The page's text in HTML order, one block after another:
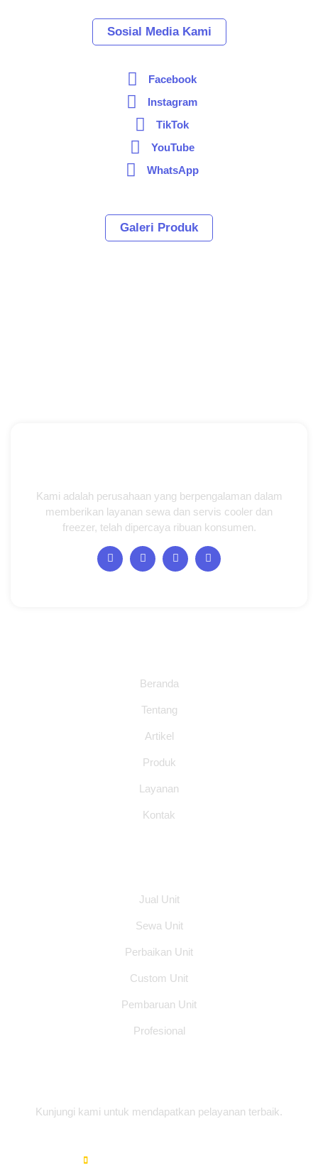
Sosial Media Kami
Facebook
Instagram
TikTok
YouTube
WhatsApp
Galeri Produk
Kami adalah perusahaan yang berpengalaman dalam
memberikan layanan sewa dan servis cooler dan
freezer, telah dipercaya ribuan konsumen.
Beranda
Tentang
Artikel
Produk
Layanan
Kontak
Jual Unit
Sewa Unit
Perbaikan Unit
Custom Unit
Pembaruan Unit
Profesional
Kunjungi kami untuk mendapatkan pelayanan terbaik.